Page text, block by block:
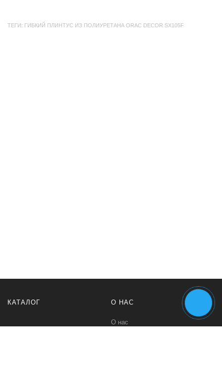
ТЕГИ: ГИБКИЙ ПЛИНТУС ИЗ ПОЛИУРЕТАНА ORAC DECOR SX105F
КАТАЛОГ О НАС
О нас